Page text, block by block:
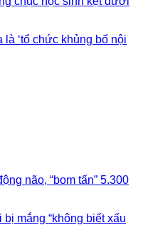
là ‘tổ chức khủng bố nội
não, “bom tấn” 5.300
mắng “không biết xấu